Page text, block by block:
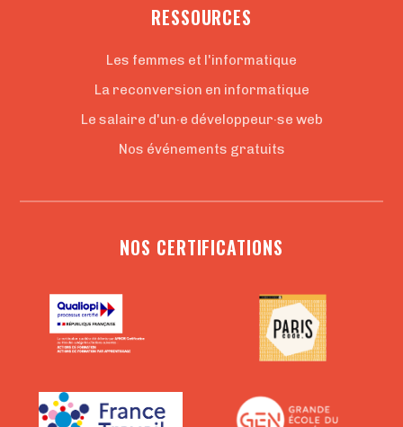
RESSOURCES
Les femmes et l'informatique
La reconversion en informatique
Le salaire d'un·e développeur·se web
Nos événements gratuits
NOS CERTIFICATIONS